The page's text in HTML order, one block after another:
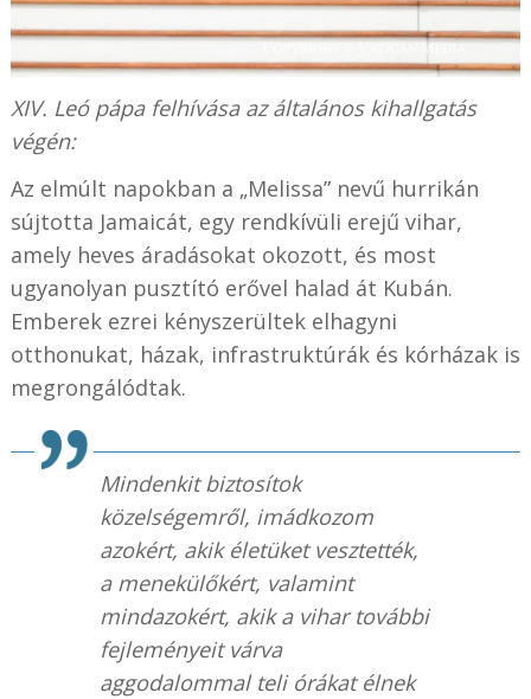
XIV. Leó pápa felhívása az általános kihallgatás
végén:
Az elmúlt napokban a „Melissa” nevű hurrikán
sújtotta Jamaicát, egy rendkívüli erejű vihar,
amely heves áradásokat okozott, és most
ugyanolyan pusztító erővel halad át Kubán.
Emberek ezrei kényszerültek elhagyni
otthonukat, házak, infrastruktúrák és kórházak is
megrongálódtak.
Mindenkit biztosítok
közelségemről, imádkozom
azokért, akik életüket vesztették,
a menekülőkért, valamint
mindazokért, akik a vihar további
fejleményeit várva
aggodalommal teli órákat élnek